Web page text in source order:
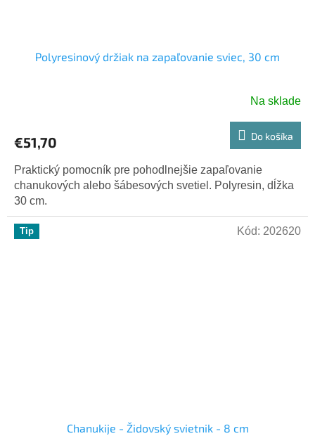
Polyresinový držiak na zapaľovanie sviec, 30 cm
Na sklade
€51,70 Do košíka
Praktický pomocník pre pohodlnejšie zapaľovanie
chanukových alebo šábesových svetiel. Polyresin, dĺžka
30 cm.
Tip
Chanukije - Židovský svietnik - 8 cm
Kód: 202620